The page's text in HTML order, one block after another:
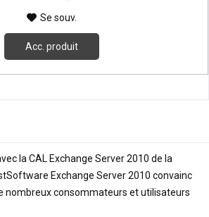
Se souv.
Acc. produit
la CAL Exchange Server 2010 de la
Exchange Server 2010 convainc
nombreux consommateurs et utilisateurs